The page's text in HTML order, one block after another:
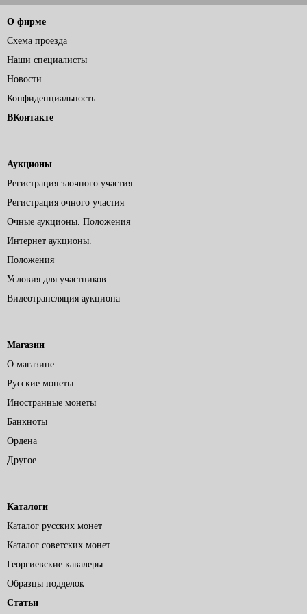
О фирме
Схема проезда
Наши специалисты
Новости
Конфиденциальность
ВКонтакте
Аукционы
Регистрация заочного участия
Регистрация очного участия
Очные аукционы. Положения
Интернет аукционы.
Положения
Условия для участников
Видеотрансляция аукциона
Магазин
О магазине
Русские монеты
Иностранные монеты
Банкноты
Ордена
Другое
Каталоги
Каталог русских монет
Каталог советских монет
Георгиевские кавалеры
Образцы подделок
Статьи